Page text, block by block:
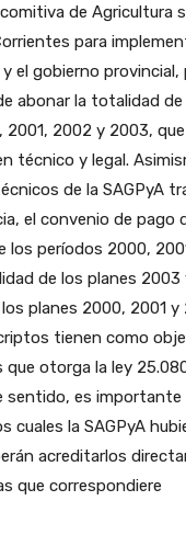
de Agricultura
para
el gobierno
abonar la totalidad
2002 y 2003,
técnico y legal.
de la SAGPyA
el convenio de pago
los períodos 2000,
de los planes
planes 2000, 2001 y
tienen como
otorga la ley
sentido, es importante
cuales la SAGPyA
acreditarlos
que correspondiere